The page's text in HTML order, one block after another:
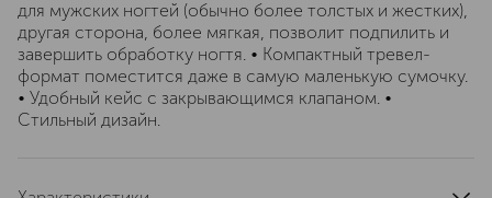
для мужских ногтей (обычно более толстых и жестких),
другая сторона, более мягкая, позволит подпилить и
завершить обработку ногтя. • Компактный тревел-
формат поместится даже в самую маленькую сумочку.
• Удобный кейс с закрывающимся клапаном. •
Стильный дизайн.